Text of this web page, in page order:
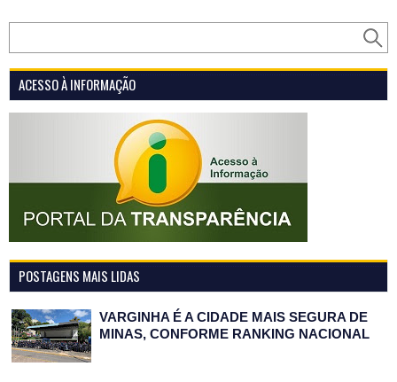
ACESSO À INFORMAÇÃO
POSTAGENS MAIS LIDAS
VARGINHA É A CIDADE MAIS SEGURA DE
MINAS, CONFORME RANKING NACIONAL